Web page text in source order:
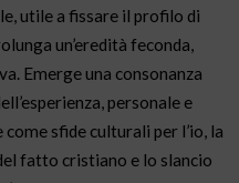
utile a fissare il profilo di
un’eredità feconda,
Emerge una consonanza
personale e
sfide culturali per l’io, la
fatto cristiano e lo slancio